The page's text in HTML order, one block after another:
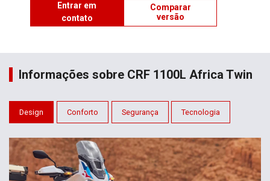
Entrar em
contato
Comparar
versão
Informações sobre CRF 1100L Africa Twin
Design Conforto Segurança Tecnologia